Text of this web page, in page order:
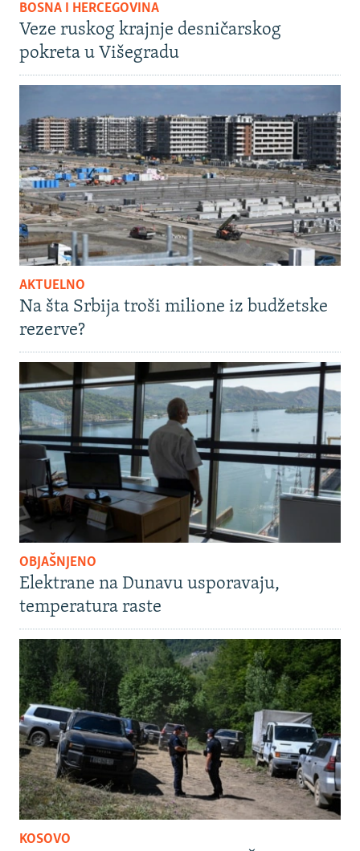
BOSNA I HERCEGOVINA
Veze ruskog krajnje desničarskog
pokreta u Višegradu
AKTUELNO
Na šta Srbija troši milione iz budžetske
rezerve?
OBJAŠNJENO
Elektrane na Dunavu usporavaju,
temperatura raste
KOSOVO